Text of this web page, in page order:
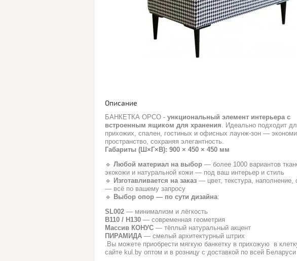
Описание
БАНКЕТКА ОРСО - ункциональный элемент интерьера с
встроенным ящиком для хранения. Идеально подходит
прихожих, спален, гостиных и офисных лаунж-зон —
пространство, сохраняя элегантность.
Габариты (Ш×Г×В): 900 × 450 × 450 мм
🔹 Любой материал на выбор — более 1000 вариантов
экокожи и натуральной кожи — под ваш интерьер и стиль
🔹 Изготавливается на заказ — цвет, текстура,
— всё по вашему запросу
🔹 Выбор опор — по сути дизайна:
SL002 — минимализм и лёгкость
В110 / Н130 — современная геометрия
Массив КОНУС — тёплый натуральный акцент
ПИРАМИДА — смелый архитектурный штрих
.Вы можете приобрести мягкую банкетку в прихожую в
сайте kul.by оптом и в розницу с доставкой по всей Беларуси